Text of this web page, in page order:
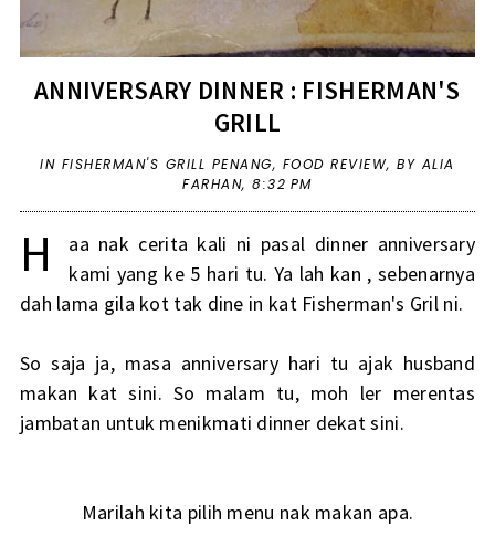
ANNIVERSARY DINNER : FISHERMAN'S
GRILL
IN FISHERMAN'S GRILL PENANG, FOOD REVIEW,BY ALIA
FARHAN,8:32 PM
H
aa nak cerita kali ni pasal dinner anniversary
kami yang ke 5 hari tu. Ya lah kan , sebenarnya
dah lama gila kot tak dine in kat Fisherman's Gril ni.
So saja ja, masa anniversary hari tu ajak husband
makan kat sini. So malam tu, moh ler merentas
jambatan untuk menikmati dinner dekat sini.
Marilah kita pilih menu nak makan apa.